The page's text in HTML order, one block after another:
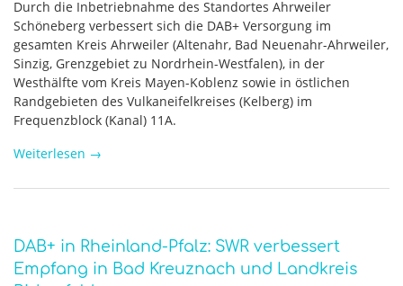
Durch die Inbetriebnahme des Standortes Ahrweiler
Schöneberg verbessert sich die DAB+ Versorgung im
gesamten Kreis Ahrweiler (Altenahr, Bad Neuenahr-Ahrweiler,
Sinzig, Grenzgebiet zu Nordrhein-Westfalen), in der
Westhälfte vom Kreis Mayen-Koblenz sowie in östlichen
Randgebieten des Vulkaneifelkreises (Kelberg) im
Frequenzblock (Kanal) 11A.
Weiterlesen →
DAB+ in Rheinland-Pfalz: SWR verbessert
Empfang in Bad Kreuznach und Landkreis